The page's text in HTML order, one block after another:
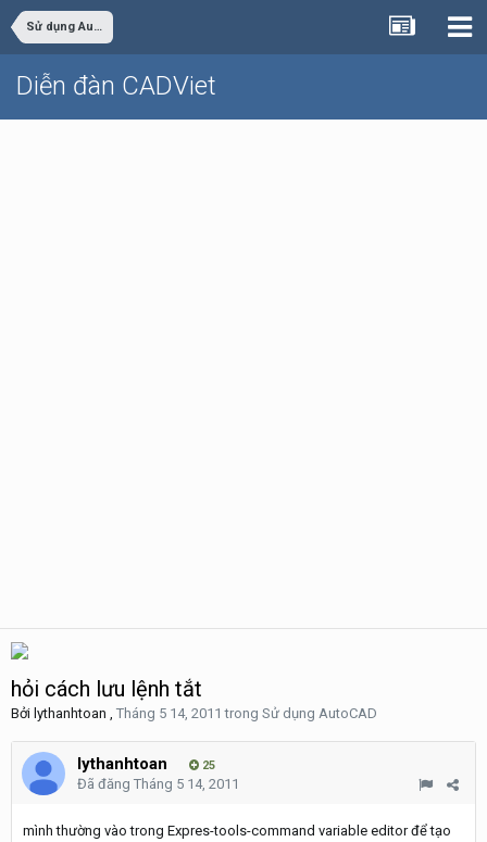
Sử dụng AutoCAD
Diễn đàn CADViet
hỏi cách lưu lệnh tắt
Bởi lythanhtoan , Tháng 5 14, 2011trong Sử dụng AutoCAD
lythanhtoan 25
Đã đăng Tháng 5 14, 2011
mình thường vào trong Expres-tools-command variable editor để tạo